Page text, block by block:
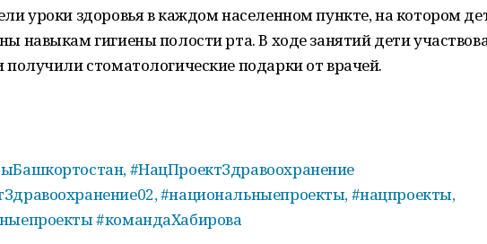
уроки здоровья в каждом населенном пункте, на котором
навыкам гигиены полости рта. В ходе занятий дети
получили стоматологические подарки от врачей.
#НацПроектЗдравоохранение
#национальныепроекты, #нацпроекты,
#командаХабирова